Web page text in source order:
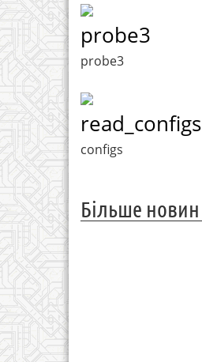
probe3
probe3
read_configs
configs
Більше новин